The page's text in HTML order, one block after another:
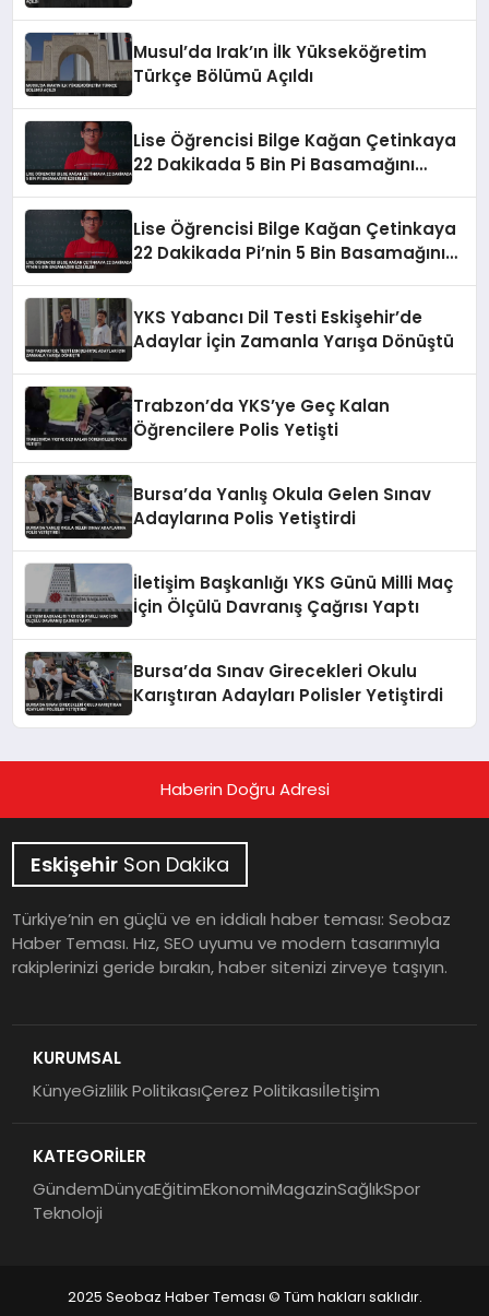
Musul’da Irak’ın İlk Yükseköğretim
Türkçe Bölümü Açıldı
Lise Öğrencisi Bilge Kağan Çetinkaya
22 Dakikada 5 Bin Pi Basamağını
Lise Öğrencisi Bilge Kağan Çetinkaya
22 Dakikada Pi’nin 5 Bin Basamağını
YKS Yabancı Dil Testi Eskişehir’de
Adaylar İçin Zamanla Yarışa Dönüştü
Trabzon’da YKS’ye Geç Kalan
Öğrencilere Polis Yetişti
Bursa’da Yanlış Okula Gelen Sınav
Adaylarına Polis Yetiştirdi
İletişim Başkanlığı YKS Günü Milli Maç
İçin Ölçülü Davranış Çağrısı Yaptı
Bursa’da Sınav Girecekleri Okulu
Karıştıran Adayları Polisler Yetiştirdi
Haberin Doğru Adresi
Eskişehir Son Dakika
Türkiye’nin en güçlü ve en iddialı haber teması: Seobaz
Haber Teması. Hız, SEO uyumu ve modern tasarımıyla
rakiplerinizi geride bırakın, haber sitenizi zirveye taşıyın.
KURUMSAL
KünyeGizlilik PolitikasıÇerez Politikasıİletişim
KATEGORİLER
GündemDünyaEğitimEkonomiMagazinSağlıkSpor
Teknoloji
2025 Seobaz Haber Teması © Tüm hakları saklıdır.